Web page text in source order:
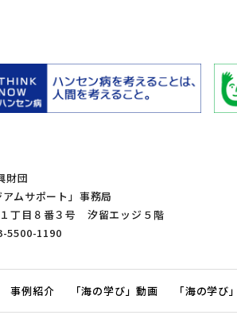
財団
ムサポート」事務局
丁目８番３号 汐留エッジ５階
5500-1190
事例紹介 「海の学び」動画 「海の学び